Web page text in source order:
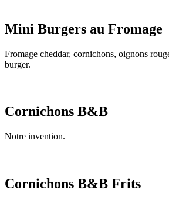
Mini Burgers au Fromage
Fromage cheddar, cornichons, oignons
burger.
Cornichons B&B
Notre invention.
Cornichons B&B Frits